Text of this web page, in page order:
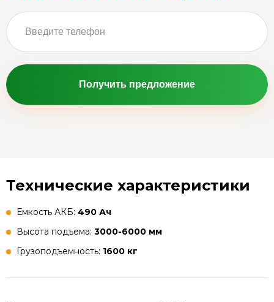
Получить предложение
Технические характеристики
Емкость АКБ: 490 Ач
Высота подъема: 3000-6000 мм
Грузоподъемность: 1600 кг